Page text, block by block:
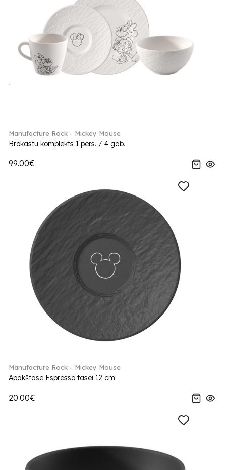
Manufacture Rock - Mickey Mouse
Brokastu komplekts 1 pers. / 4 gab.
99.00€
Manufacture Rock - Mickey Mouse
Apakštase Espresso tasei 12 cm
20.00€